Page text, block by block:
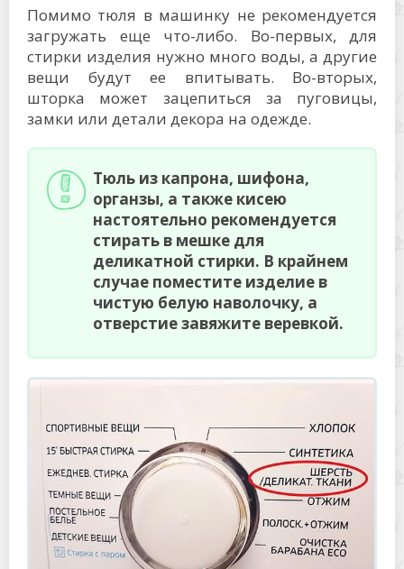
Помимо тюля в машинку не рекомендуется
загружать еще что-либо. Во-первых, для
стирки изделия нужно много воды, а другие
вещи будут ее впитывать. Во-вторых,
шторка может зацепиться за пуговицы,
замки или детали декора на одежде.
Тюль из капрона, шифона,
органзы, а также кисею
настоятельно рекомендуется
стирать в мешке для
деликатной стирки. В крайнем
случае поместите изделие в
чистую белую наволочку, а
отверстие завяжите веревкой.